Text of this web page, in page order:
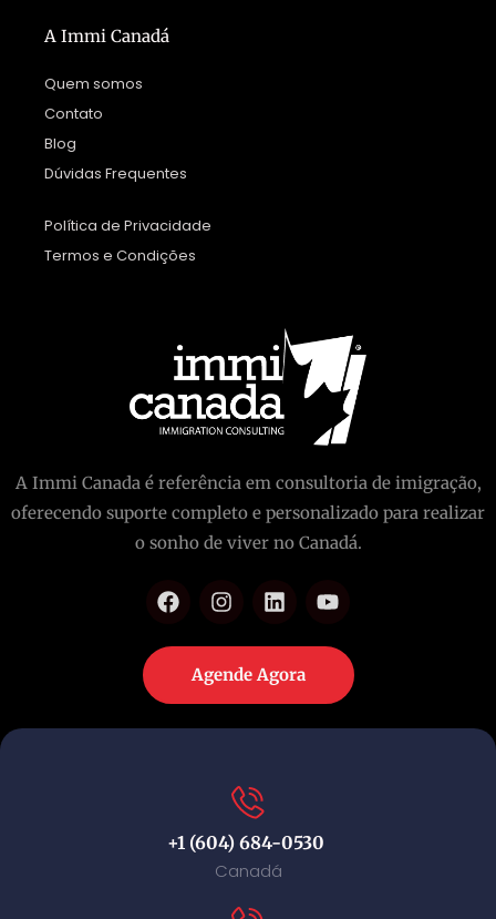
A Immi Canadá
Quem somos
Contato
Blog
Dúvidas Frequentes
Política de Privacidade
Termos e Condições
A Immi Canada é referência em consultoria de imigração,
oferecendo suporte completo e personalizado para realizar
o sonho de viver no Canadá.
Agende Agora
+1 (604) 684-0530
Canadá